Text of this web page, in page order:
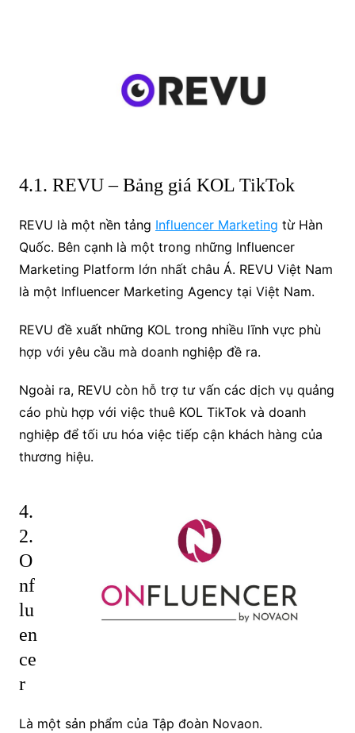
4.1. REVU – Bảng giá KOL TikTok
REVU là một nền tảng Influencer Marketing từ Hàn
Quốc. Bên cạnh là một trong những Influencer
Marketing Platform lớn nhất châu Á. REVU Việt Nam
là một Influencer Marketing Agency tại Việt Nam.
REVU đề xuất những KOL trong nhiều lĩnh vực phù
hợp với yêu cầu mà doanh nghiệp đề ra.
Ngoài ra, REVU còn hỗ trợ tư vấn các dịch vụ quảng
cáo phù hợp với việc thuê KOL TikTok và doanh
nghiệp để tối ưu hóa việc tiếp cận khách hàng của
thương hiệu.
4.
2.
O
nf
lu
en
ce
r
Là một sản phẩm của Tập đoàn Novaon.